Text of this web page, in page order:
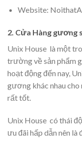
Website:
2. Cửa Hàng gương
Unix House là một
trường về sản phẩm
hoạt động đến nay,
gương khác nhau
rất tốt.
Unix House có thái
ưu đãi hấp dẫn nên là